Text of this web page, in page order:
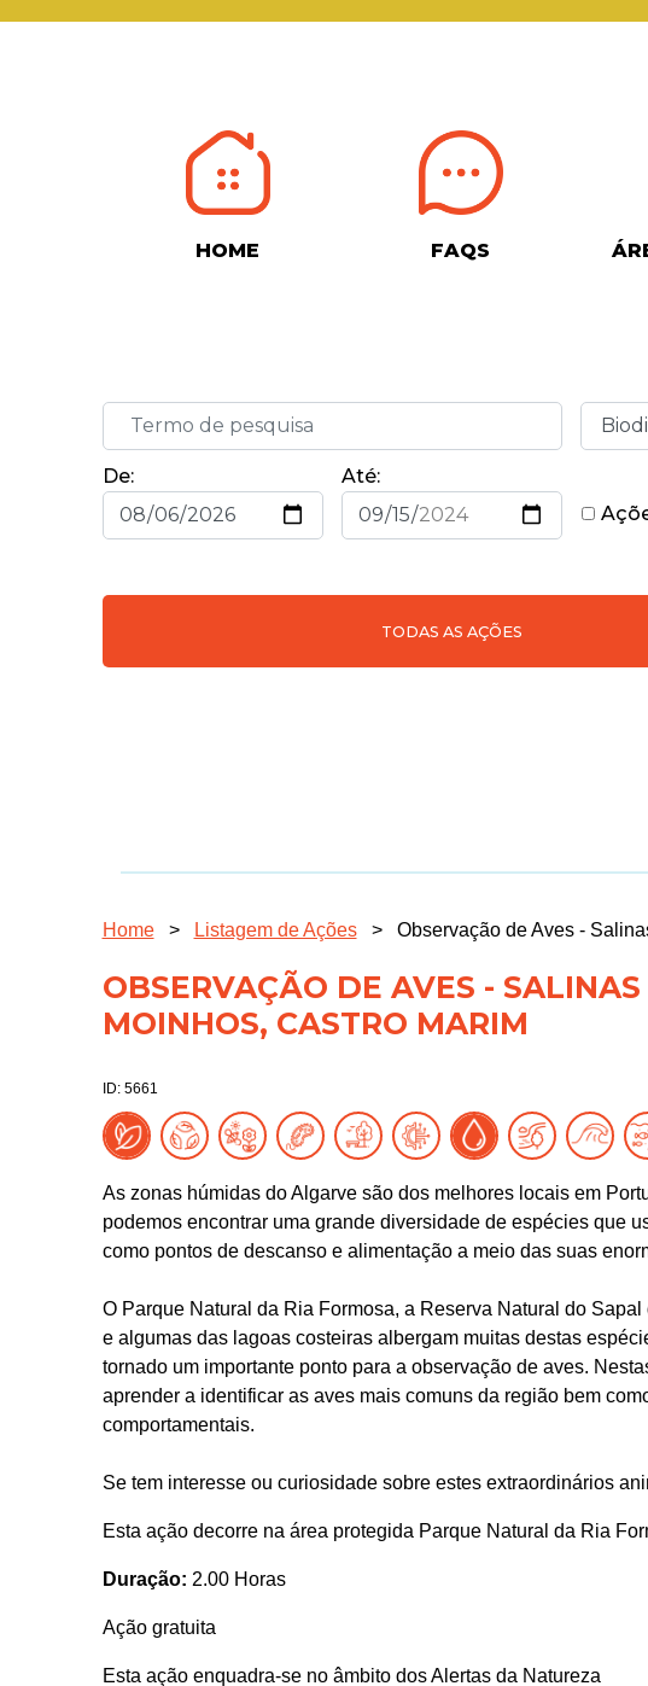
HOME FAQS
De:
Até:
TODAS AS AÇÕES
Home > Listagem de Ações > Observação de Aves -
OBSERVAÇÃO DE AVES -
MOINHOS, CASTRO MARIM
ID: 5661
As zonas húmidas do Algarve são dos melhores locais em
podemos encontrar uma grande diversidade de espécies que
como pontos de descanso e alimentação a meio das suas
O Parque Natural da Ria Formosa, a Reserva Natural do
e algumas das lagoas costeiras albergam muitas destas
tornado um importante ponto para a observação de aves.
aprender a identificar as aves mais comuns da região bem
comportamentais.
Se tem interesse ou curiosidade sobre estes extraordinários
Esta ação decorre na área protegida Parque Natural da Ria
Duração: 2.00 Horas
Ação gratuita
Esta ação enquadra-se no âmbito dos Alertas da Natureza